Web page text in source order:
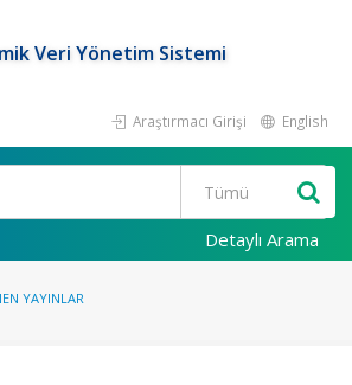
Veri Yönetim Sistemi
Araştırmacı Girişi English
Detaylı Arama
YAYINLAR